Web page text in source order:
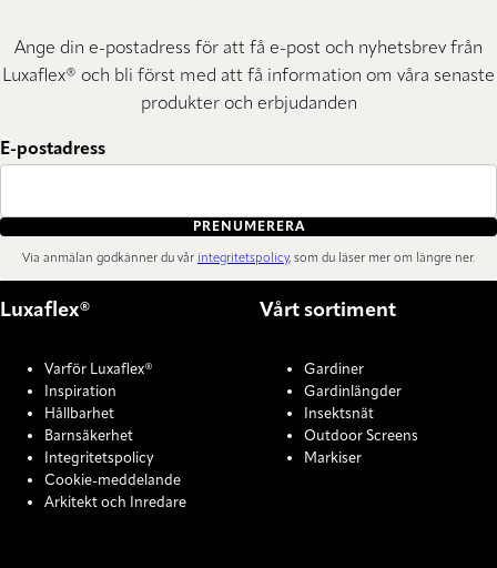
Ange din e-postadress för att få e-post och nyhetsbrev från
Luxaflex® och bli först med att få information om våra senaste
produkter och erbjudanden
E-postadress
PRENUMERERA
Via anmälan godkänner du vår integritetspolicy, som du läser mer om längre ner.
Luxaflex®
Varför Luxaflex®
Inspiration
Hållbarhet
Barnsäkerhet
Integritetspolicy
Cookie-meddelande
Arkitekt och Inredare
Vårt sortiment
Gardiner
Gardinlängder
Insektsnät
Outdoor Screens
Markiser